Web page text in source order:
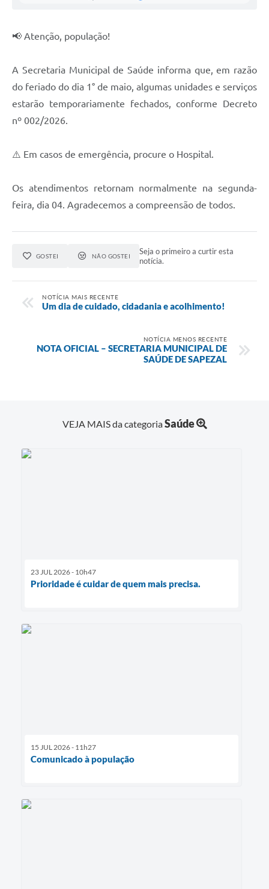
📢 Atenção, população!
A Secretaria Municipal de Saúde informa que, em razão
do feriado do dia 1° de maio, algumas unidades e serviços
estarão temporariamente fechados, conforme Decreto
nº 002/2026.
⚠️ Em casos de emergência, procure o Hospital.
Os atendimentos retornam normalmente na segunda-
feira, dia 04. Agradecemos a compreensão de todos.
GOSTEI NÃO GOSTEI
Seja o primeiro a curtir esta
notícia.
NOTÍCIA MAIS RECENTE
Um dia de cuidado, cidadania e acolhimento!
NOTÍCIA MENOS RECENTE
NOTA OFICIAL – SECRETARIA MUNICIPAL DE
SAÚDE DE SAPEZAL
VEJA MAIS da categoriaSaúde
23 JUL 2026 - 10h47
Prioridade é cuidar de quem mais precisa.
15 JUL 2026 - 11h27
Comunicado à população